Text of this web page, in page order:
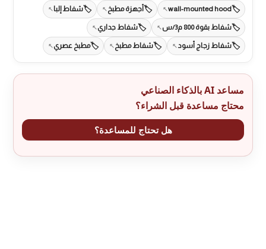
wall-mounted hood أجهزة مطبخ شفاط إلبا
شفاط بقوة 800 م3/س شفاط جداري
شفاط زجاج أسود شفاط مطبخ مطبخ عصري
مساعد AI بالذكاء الصناعي
محتاج مساعدة قبل الشراء؟
هل تحتاج للمساعدة؟